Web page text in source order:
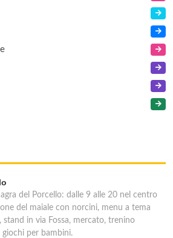
del Porcello: dalle 9 alle 20 nel centro
del maiale con norcini, menu a tema
in via Fossa, mercato, trenino
giochi per bambini.